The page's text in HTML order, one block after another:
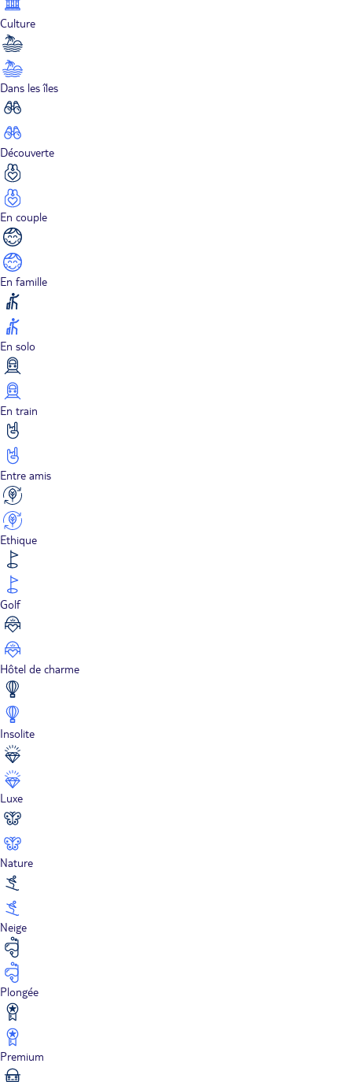
Culture
Dans les îles
Découverte
En couple
En famille
En solo
En train
Entre amis
Ethique
Golf
Hôtel de charme
Insolite
Luxe
Nature
Neige
Plongée
Premium